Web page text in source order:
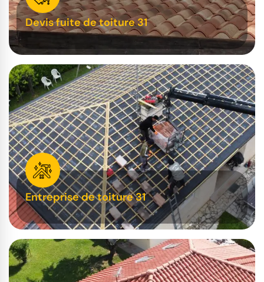
Devis fuite de toiture 31
Entreprise de toiture 31